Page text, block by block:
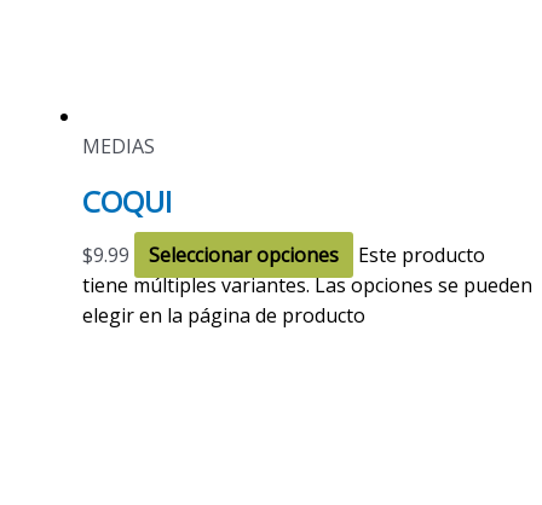
MEDIAS
COQUI
$9.99 Seleccionar opciones
Este producto
tiene múltiples variantes. Las opciones se pueden
elegir en la página de producto